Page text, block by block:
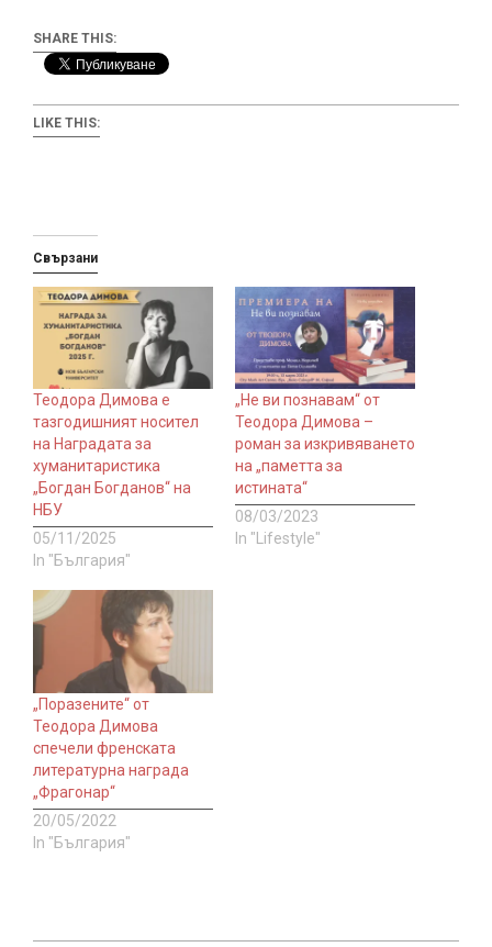
SHARE THIS:
LIKE THIS:
Свързани
Теодора Димова е
тазгодишният носител
на Наградата за
хуманитаристика
„Богдан Богданов“ на
НБУ
05/11/2025
In "България"
„Не ви познавам“ от
Теодора Димова –
роман за изкривяването
на „паметта за
истината“
08/03/2023
In "Lifestyle"
„Поразените“ от
Теодора Димова
спечели френската
литературна награда
„Фрагонар“
20/05/2022
In "България"